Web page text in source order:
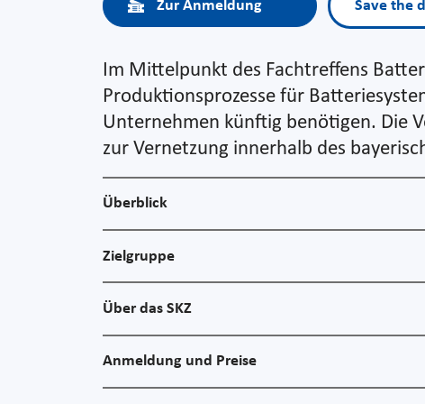
Zur Anmeldung Save the
Im Mittelpunkt des Fachtreffens
Produktionsprozesse für
Unternehmen künftig benötigen. Die
zur Vernetzung innerhalb des
Überblick
Zielgruppe
Über das SKZ
Anmeldung und Preise